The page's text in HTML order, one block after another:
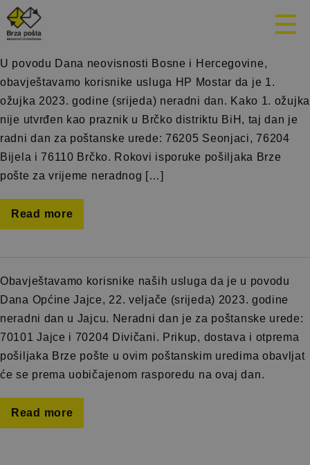
Mjesec:
U povodu Dana neovisnosti Bosne i Hercegovine,
obavještavamo korisnike usluga HP Mostar da je 1.
ožujka 2023. godine (srijeda) neradni dan. Kako 1. ožujka
nije utvrđen kao praznik u Brčko distriktu BiH, taj dan je
radni dan za poštanske urede: 76205 Seonjaci, 76204
Bijela i 76110 Brčko. Rokovi isporuke pošiljaka Brze
pošte za vrijeme neradnog […]
Read more
Obavještavamo korisnike naših usluga da je u povodu
Dana Općine Jajce, 22. veljače (srijeda) 2023. godine
neradni dan u Jajcu. Neradni dan je za poštanske urede:
70101 Jajce i 70204 Divičani. Prikup, dostava i otprema
pošiljaka Brze pošte u ovim poštanskim uredima obavljat
će se prema uobičajenom rasporedu na ovaj dan.
Read more